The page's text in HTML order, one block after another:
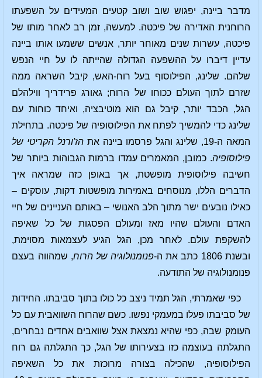
מדבר ביינה, יפגוש שוב ושוב קטעים המעידים על השפעתו
הרוחנית האדירה של פיכטה. למעשה, זמן רב לאחר מותו של
פיכטה, עשרות שנים מאוחר יותר, אנשים ששמעו אותו ביינה
עדיין דיברו על ההשפעה הגדולה שהייתה לו על חיי הנפש
שלהם. שלינג, הפילוסוף בעל רוח-האש, קיבל השראה ממה
שזרם לתוך העולם ככוחו של הרוח; גאורג פרידריך ווילהלם
הגל, הכבד יותר, קיבל גם הוא מוטיבציה, ואיחד כוחות עם
שלינג כדי להמשיך לפתח את הפילוסופיה של פיכטה. בתחילת
המאה ה-19, שלינג והגל פרסמו ביינה את
הז'ורנל הקריטי של
פילוסופיה. כמובן, המאמרים עמדו ברמות הגבוהות ביותר של
חשיבה פילוסופית מופשטת, אך באופן כזה שמראה איך
הדברים הללו, מנוסחים באמירות מופשטות דקות, עוסקים –
כאילו נובעים ישר מתוך הלב האנושי – באותם העניינים של חיי
האדם והעולם שהיו מאז ומעולם הפסגות של כל שאיפה
להשקפת עולם. לאחר מכן, הגל הגיע לעצמאות מסוימת,
ובשנת 1806 כתב את ה-
פנומנולוגיה של הרוח, שמהווה בעצם
פנומנולוגיה של התודעה.
כפי שאמרתי, הגל תמיד ניצב כל כולו בתוך סביבתו. החידות
של סביבתו פעלו במעמקי נפשו. כשם שהרוח השוואבית עם כל
העומק שבה, כפי שהיא נמצאת אצל שוואבים אחדים נבחרים,
התגלתה בעוצמה כזו בצעירותו של הגל, כך התגלתה גם רוח
הפילוסופיה, שהכילה בצורה מרוכזת את כל השאיפה